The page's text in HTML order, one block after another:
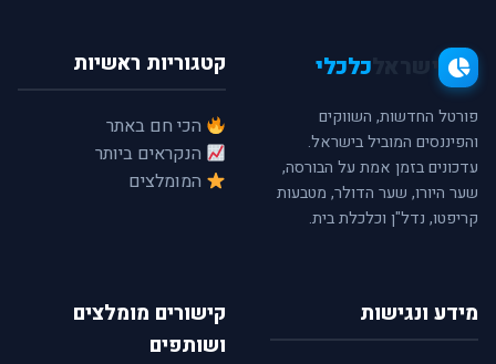
כלכלי
פורטל החדשות, השווקים
והפיננסים המוביל בישראל.
עדכונים בזמן אמת על הבורסה,
שער היורו, שער הדולר, מטבעות
קריפטו, נדל"ן וכלכלת בית.
קטגוריות ראשיות
הכי חם באתר
הנקראים ביותר
המומלצים
מידע ונגישות
קישורים מומלצים
ושותפים